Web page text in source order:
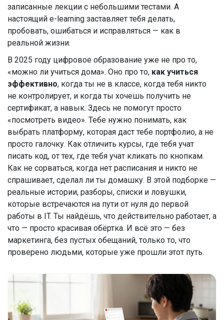
записанные лекции с небольшими тестами. А
настоящий e-learning заставляет тебя делать,
пробовать, ошибаться и исправляться — как в
реальной жизни.
В 2025 году цифровое образование уже не про то,
«можно ли учиться дома». Оно про то, как учиться
эффективно, когда ты не в классе, когда тебя никто
не контролирует, и когда ты хочешь получить не
сертификат, а навык. Здесь не помогут просто
«посмотреть видео». Тебе нужно понимать, как
выбрать платформу, которая даст тебе портфолио, а не
просто галочку. Как отличить курсы, где тебя учат
писать код, от тех, где тебя учат кликать по кнопкам.
Как не сорваться, когда нет расписания и никто не
спрашивает, сделал ли ты домашку. В этой подборке —
реальные истории, разборы, списки и ловушки,
которые встречаются на пути от нуля до первой
работы в IT. Ты найдёшь, что действительно работает, а
что — просто красивая обёртка. И всё это — без
маркетинга, без пустых обещаний, только то, что
проверено людьми, которые уже прошли этот путь.